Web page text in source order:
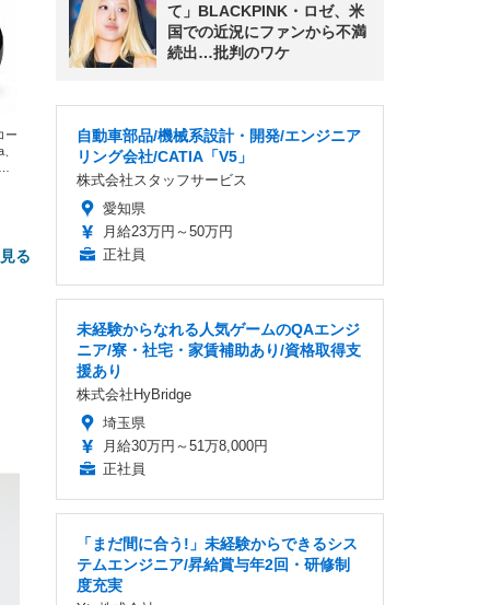
ー
る
メ
)
ギ
て」BLACKPINK・ロゼ、米
国での近況にファンから不満
続出…批判のワケ
自動車部品/機械系設計・開発/エンジニア
リング会社/CATIA「V5」
株式会社スタッフサービス
愛知県
月給23万円～50万円
正社員
未経験からなれる人気ゲームのQAエンジ
ニア/寮・社宅・家賃補助あり/資格取得支
援あり
株式会社HyBridge
埼玉県
月給30万円～51万8,000円
正社員
「まだ間に合う!」未経験からできるシス
テムエンジニア/昇給賞与年2回・研修制
度充実